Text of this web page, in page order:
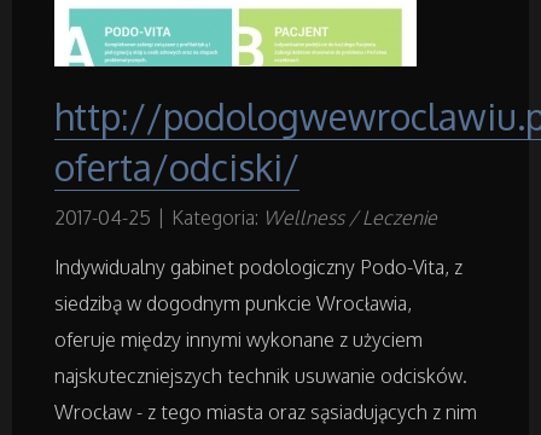
Projektowanie
Remonty, Elektryk, Hydraulik
Materiały Budowlane
Działki
Drzwi i Okna
Nieruchomości, Działki
http://
oferta/odciski/
2017-04-25 Kategoria: Wellness / Leczenie
Indywidualny gabinet podologiczny Podo-Vita, z
siedzibą w dogodnym punkcie Wrocławia,
oferuje między innymi wykonane z użyciem
najskuteczniejszych technik usuwanie odcisków.
Wrocław - z tego miasta oraz sąsiadujących z nim